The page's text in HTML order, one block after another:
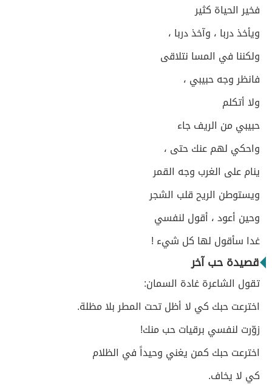
فخير الحياة كثير
ويأخذ دربا ، وآخذ دربا ،
ولكننا في المسا نتلاقى
فانظر وجه حبيبي ،
ولا أتكلم
حبيبي من الريف جاء
واحكي لهم عنك حتى ،
ينام على الغرب وجه القمر
ويستوطن الريح قلب الشجر
وحين أعود ، أقول لنفسي
غدا سأقول لها كل شيء !
قصيدة حب آخر
تقول الشاعرة غادة السمان:
اخترعت حبك كي لا أظل تحت المطر بلا مظلة.
زوّرت لنفسي برقيات حب منك!
اخترعت حبك كمن يغني وحيداً في الظلام
كي لا يخاف.